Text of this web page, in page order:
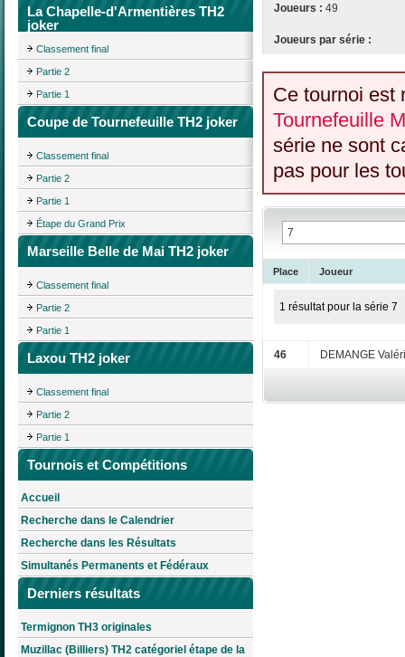
La Chapelle-d'Armentières TH2
joker
Classement final
Partie 2
Partie 1
Coupe de Tournefeuille TH2 joker
Classement final
Partie 2
Partie 1
Étape du Grand Prix
Marseille Belle de Mai TH2 joker
Classement final
Partie 2
Partie 1
Laxou TH2 joker
Classement final
Partie 2
Partie 1
Tournois et Compétitions
Accueil
Recherche dans le Calendrier
Recherche dans les Résultats
Simultanés Permanents et Fédéraux
Derniers résultats
Termignon TH3 originales
Muzillac (Billiers) TH2 catégoriel étape de la
Joueurs : 49
Joueurs par série :
Ce tournoi est
Tournefeuille
série ne sont
pas pour les
Place Joueur
1 résultat pour la série 7
46 DEMANGE